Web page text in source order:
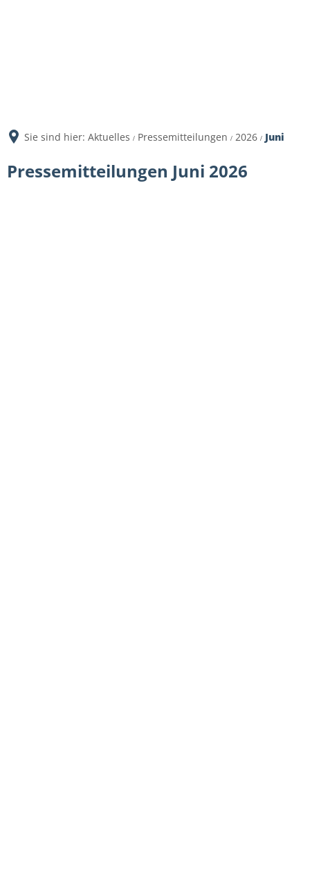
Sie sind hier: Aktuelles Pressemitteilungen 2026 Juni
Juni
Pressemitteilungen Juni 2026